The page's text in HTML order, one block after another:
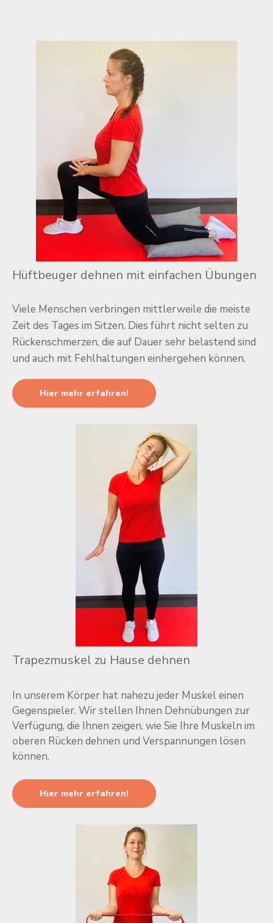
Hüftbeuger dehnen mit einfachen Übungen
Viele Menschen verbringen mittlerweile die meiste
Zeit des Tages im Sitzen. Dies führt nicht selten zu
Rückenschmerzen, die auf Dauer sehr belastend sind
und auch mit Fehlhaltungen einhergehen können.
Hier mehr erfahren!
Trapezmuskel zu Hause dehnen
In unserem Körper hat nahezu jeder Muskel einen
Gegenspieler. Wir stellen Ihnen Dehnübungen zur
Verfügung, die Ihnen zeigen, wie Sie Ihre Muskeln im
oberen Rücken dehnen und Verspannungen lösen
können.
Hier mehr erfahren!